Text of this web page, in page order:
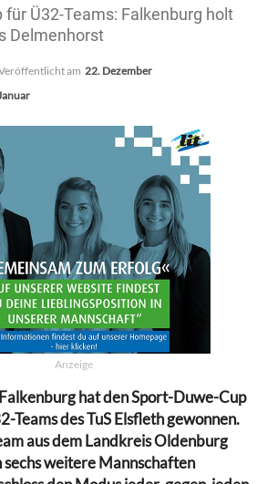
für Ü32-Teams: Falkenburg holt
Delmenhorst
am 22. Dezember
Anzeige
hat den Sport-Duwe-Cup
Teams des TuS Elsfleth gewonnen.
aus dem Landkreis Oldenburg
sechs weitere Mannschaften